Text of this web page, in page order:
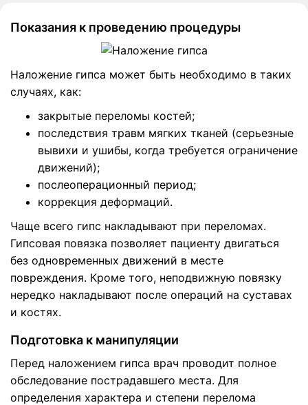
Показания к проведению процедуры
Наложение гипса может быть необходимо в таких
случаях, как:
закрытые переломы костей;
последствия травм мягких тканей (серьезные
вывихи и ушибы, когда требуется ограничение
движений);
послеоперационный период;
коррекция деформаций.
Чаще всего гипс накладывают при переломах.
Гипсовая повязка позволяет пациенту двигаться
без одновременных движений в месте
повреждения. Кроме того, неподвижную повязку
нередко накладывают после операций на суставах
и костях.
Подготовка к манипуляции
Перед наложением гипса врач проводит полное
обследование пострадавшего места. Для
определения характера и степени перелома